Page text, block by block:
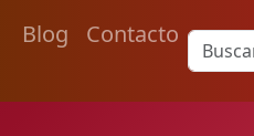
Blog Contacto